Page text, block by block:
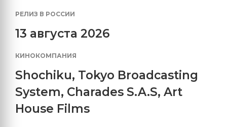
РЕЛИЗ В РОССИИ
13 августа 2026
КИНОКОМПАНИЯ
Shochiku, Tokyo Broadcasting
System, Charades S.A.S, Art
House Films